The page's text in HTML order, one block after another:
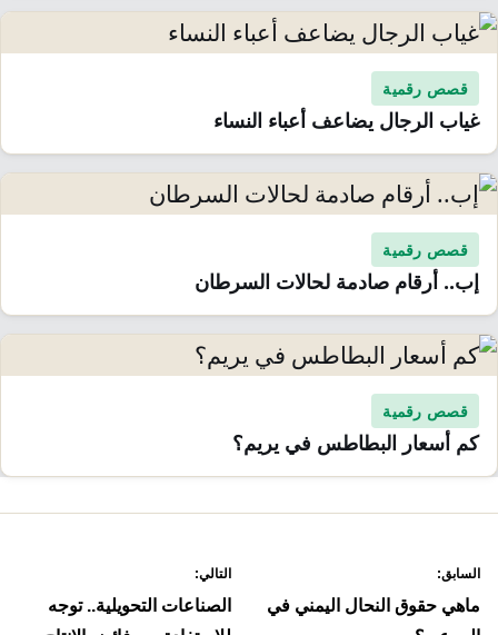
قصص رقمية
غياب الرجال يضاعف أعباء النساء
قصص رقمية
إب.. أرقام صادمة لحالات السرطان
قصص رقمية
كم أسعار البطاطس في يريم؟
المقالات
السابق:
ماهي حقوق النحال اليمني في
التالي:
الصناعات التحويلية.. توجه